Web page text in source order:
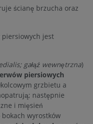
ścianę brzucha oraz
piersiowych jest
gałąź wewnętrzna)
piersiowych
grzbietu a
następnie
i mięsień
wyrostków